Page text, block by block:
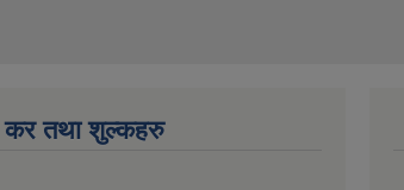
कर तथा शुल्कहरु